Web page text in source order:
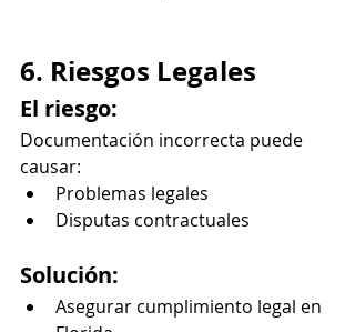
6. Riesgos Legales
El riesgo:
Documentación incorrecta puede
causar:
Problemas legales
Disputas contractuales
Solución:
Asegurar cumplimiento legal en